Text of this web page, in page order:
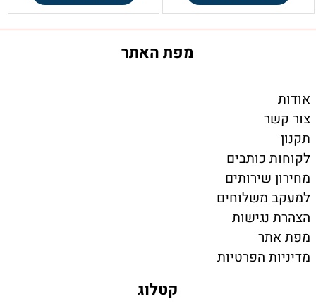
מפת האתר
אודות
צור קשר
תקנון
לקוחות כותבים
מחירון שירותים
למעקב משלוחים
הצהרת נגישות
מפת אתר
מדיניות הפרטיות
קטלוג